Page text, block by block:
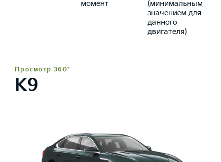
момент
(минимальным
значением для
данного
двигателя)
Просмотр 360°
K9